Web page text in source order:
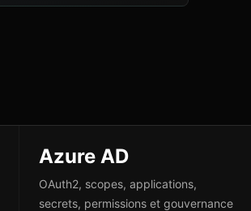
Azure AD
OAuth2, scopes, applications,
secrets, permissions et gouvernance